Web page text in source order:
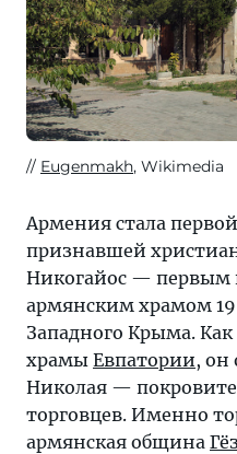
Eugenmakh, Wikimedia
Армения стала
признавшей
Никогайос — первым
армянским храмом
Западного Крыма.
храмы Евпатории, он
Николая —
торговцев. Именно
армянская община